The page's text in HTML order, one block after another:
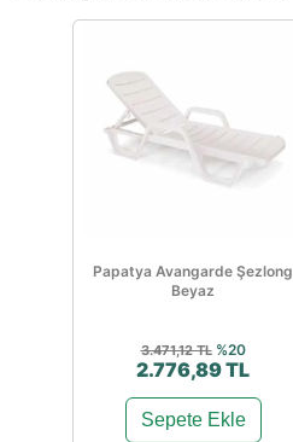
Papatya Avangarde Şezlong
Beyaz
3.471,12 TL %20
2.776,89 TL
Sepete Ekle